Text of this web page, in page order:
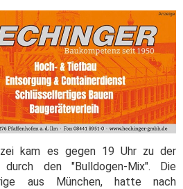
kam es gegen 19 Uhr zu der
den "Bulldogen-Mix". Die
aus München, hatte nach